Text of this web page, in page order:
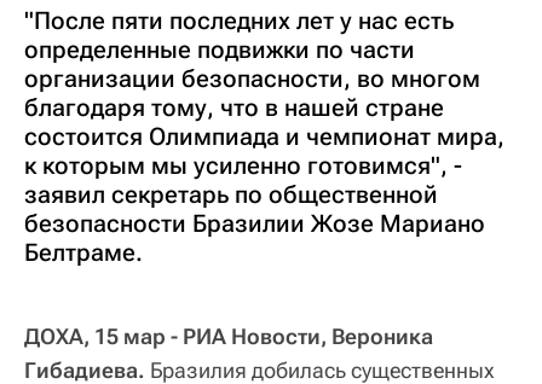
"После пяти последних лет у нас есть
определенные подвижки по части
организации безопасности, во многом
благодаря тому, что в нашей стране
состоится Олимпиада и чемпионат мира,
к которым мы усиленно готовимся", -
заявил секретарь по общественной
безопасности Бразилии Жозе Мариано
Белтраме.
ДОХА, 15 мар - РИА Новости, Вероника
Гибадиева. Бразилия добилась существенных